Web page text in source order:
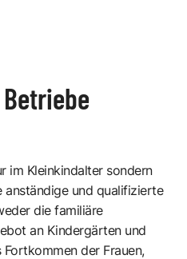
im Kleinkindalter sondern
anständige und qualifizierte
die familiäre
an Kindergärten und
der Frauen,